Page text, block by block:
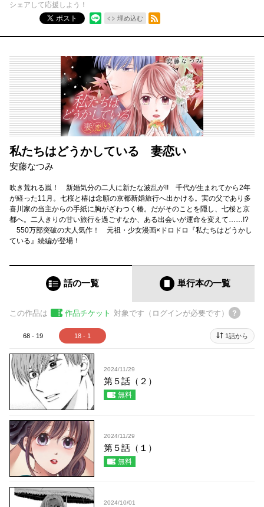
シェアして応援しよう！
ポスト
埋め込む
RSSフィード
私たちはどうかしている 妻恋い
安藤なつみ
吹き荒れる嵐！ 新婚気分の二人に新たな波乱が!! 千代が生まれてから2年
が経った11月。七桜と椿は念願の京都新婚旅行へ出かける。実の父であり多
喜川家の当主からの手紙に胸がざわつく椿。だがそのことを隠し、七桜と京
都へ。二人きりの甘い旅行を過ごすなか、ある出会いが運命を変えて……!?
550万部突破の大人気作！ 元祖・少女漫画×ドロドロ『私たちはどうかし
ている』続編が登場！
話の一覧 単行本の一覧
この作品は 作品チケット 対象です（ログインが必要です）
68 - 19 18 - 1 1話から
2024/11/29
第５話（２）
無料
2024/11/29
第５話（１）
無料
2024/10/01